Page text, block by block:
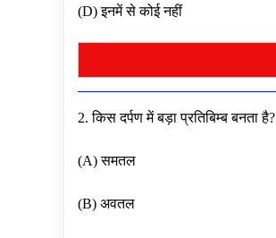
(D) इनमें से कोई नहीं
2. किस दर्पण में बड़ा प्रतिबिम्ब बनता है?
(A) समतल
(B) अवतल